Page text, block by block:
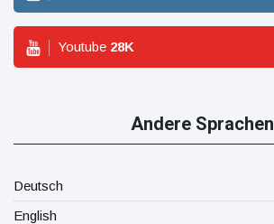
Youtube 28K
Andere Sprachen
Deutsch
English